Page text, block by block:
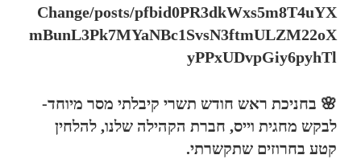
Change/posts/pfbid0PR3dkWxs5m8T4uYX
mBunL3Pk7MYaNBc1SvsN3ftmULZM22oX
yPPxUDvpGiy6pyhTl
🌸 בחניכת ראש חודש תשרי קיבלתי מסר מיוחד-
לבקש מחגית וייס, חברת הקהילה שלנו, להלחין
קטע בחרוזים שתקשרתי.